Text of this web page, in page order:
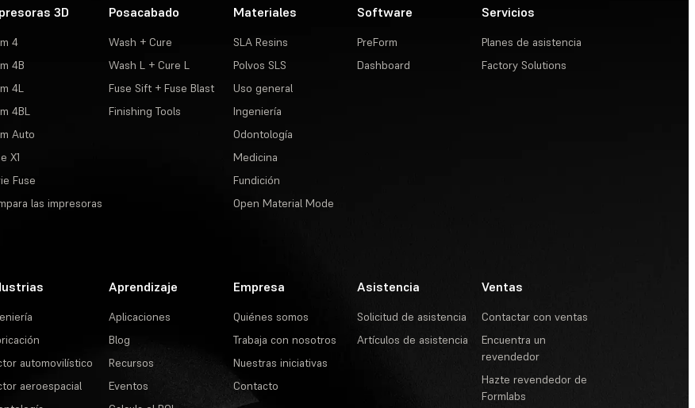
3D
4
4B
4L
4BL
Auto
X1
Fuse
las impresoras
Posacabado
Wash + Cure
Wash L + Cure L
Fuse Sift + Fuse Blast
Finishing Tools
Materiales
SLA Resins
Polvos SLS
Uso general
Ingeniería
Odontología
Medicina
Fundición
Open Material Mode
Software
PreForm
Dashboard
Servicios
Planes de asistencia
Factory Solutions
automovilístico
aeroespacial
Aprendizaje
Aplicaciones
Blog
Recursos
Eventos
Empresa
Quiénes somos
Trabaja con nosotros
Nuestras iniciativas
Contacto
Asistencia
Solicitud de asistencia
Artículos de asistencia
Ventas
Contactar con ventas
Encuentra un
revendedor
Hazte revendedor de
Formlabs